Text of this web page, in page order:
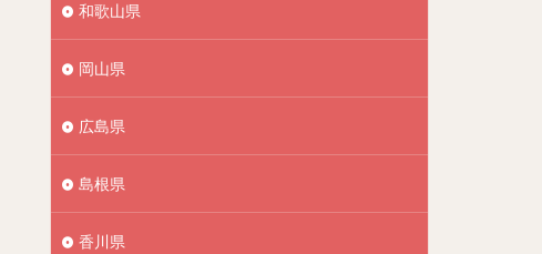
和歌山県
岡山県
広島県
島根県
香川県